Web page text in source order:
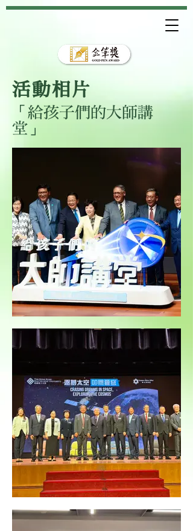
活動相片
「給孩子們的大師講
堂」